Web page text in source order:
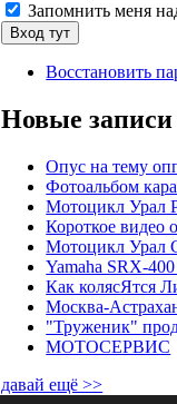
Запомнить меня
Восстановить
Новые записи
Опус на тему
Фотоальбом
Мотоцикл Урал
Короткое видео
Мотоцикл Урал
Yamaha SRX-
Как колясЯтся
Москва-
"Труженик"
МОТОСЕРВИС
давай ещё >>